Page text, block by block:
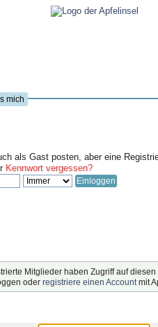
mich
als Gast posten, aber eine
Kennwort vergessen?
Mitglieder haben Zugriff auf diesen
oder registriere einen Account mit